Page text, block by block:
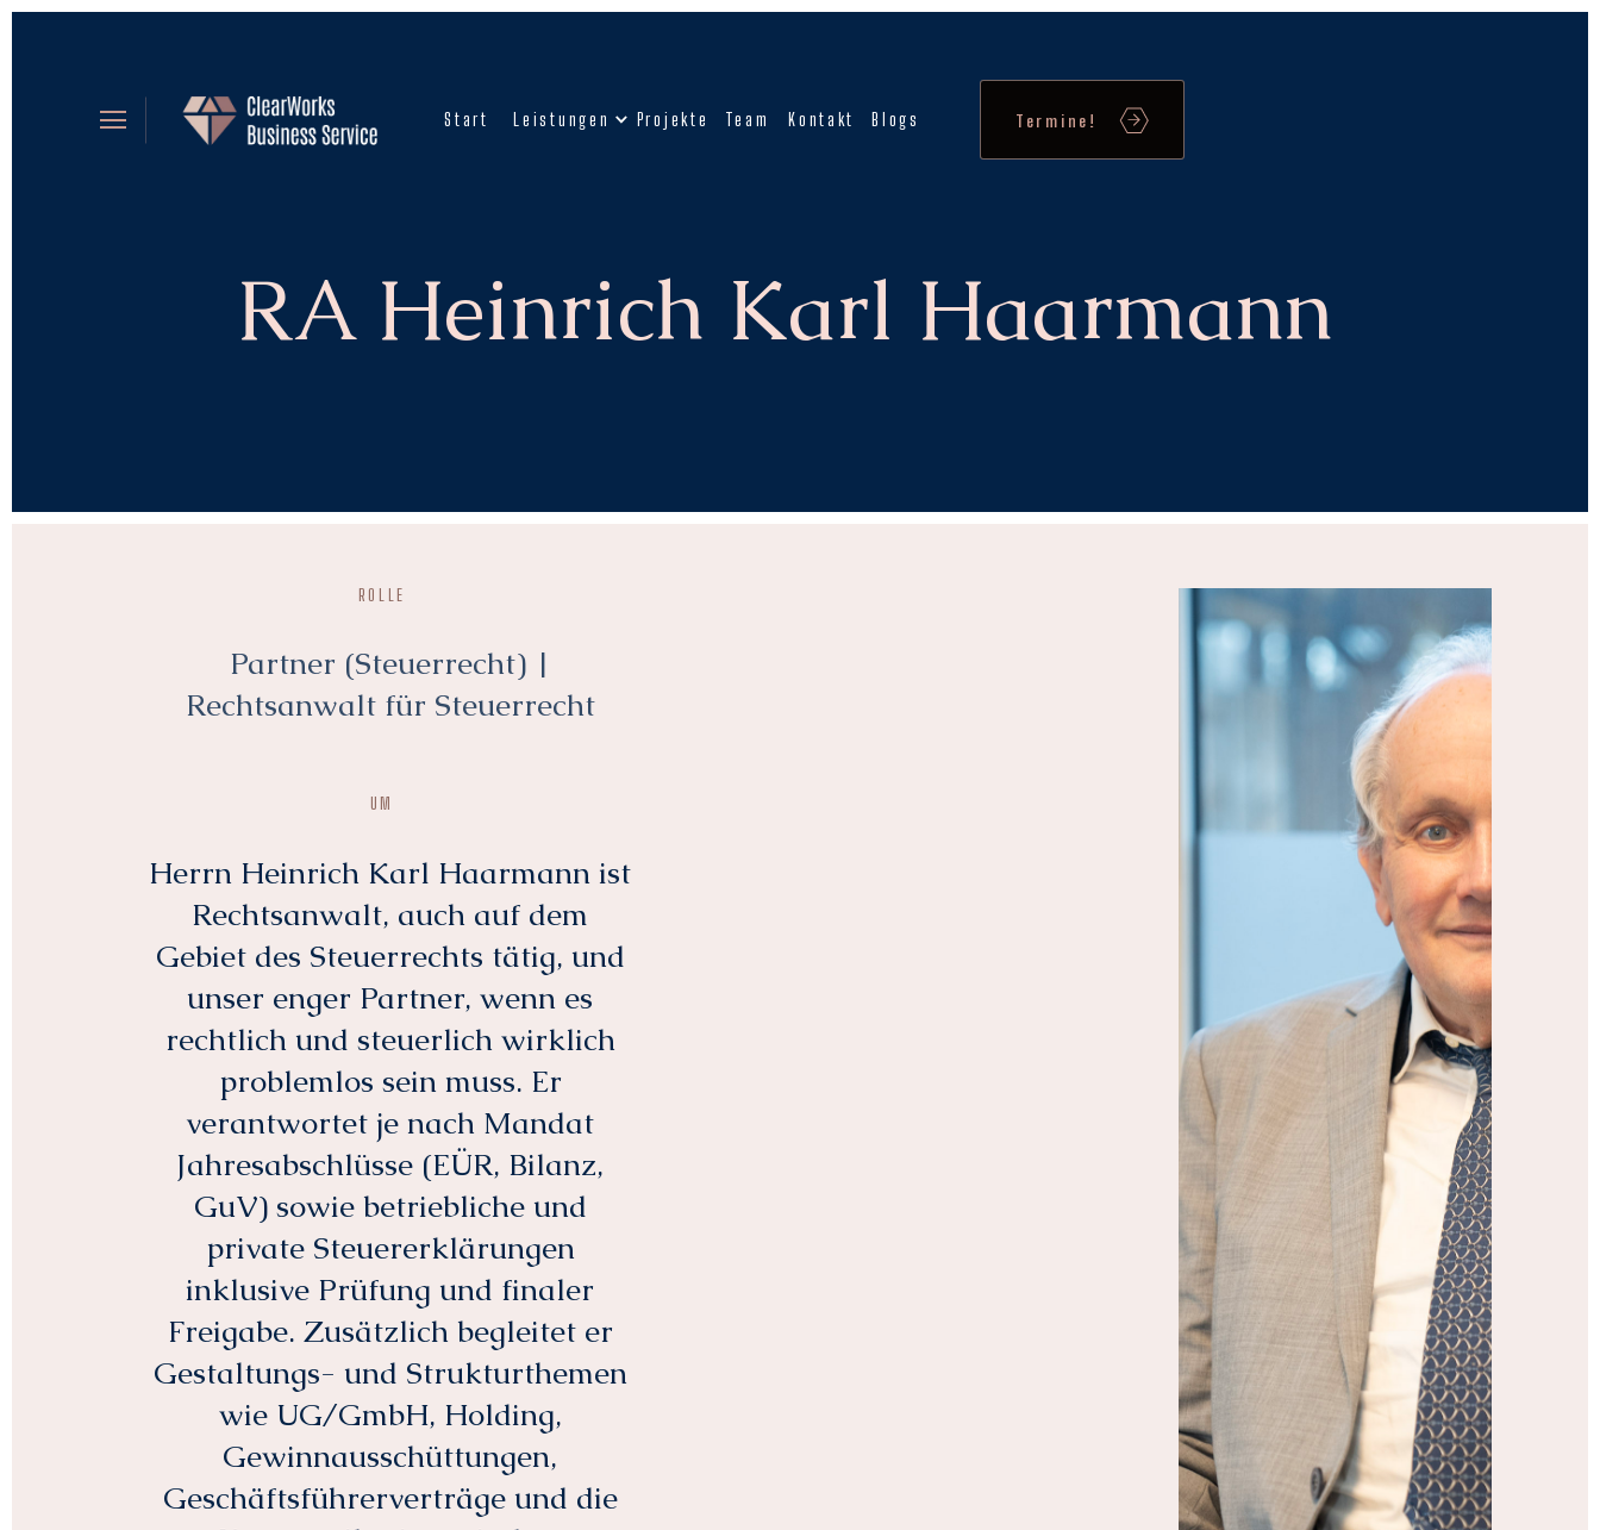
Start Leistungen Projekte Team Kontakt Blogs Termine!
RA Heinrich Karl Haarmann
ROLLE
Partner (Steuerrecht) |
Rechtsanwalt für Steuerrecht
UM
Herrn Heinrich Karl Haarmann ist
Rechtsanwalt, auch auf dem
Gebiet des Steuerrechts tätig, und
unser enger Partner, wenn es
rechtlich und steuerlich wirklich
problemlos sein muss. Er
verantwortet je nach Mandat
Jahresabschlüsse (EÜR, Bilanz,
GuV) sowie betriebliche und
private Steuererklärungen
inklusive Prüfung und finaler
Freigabe. Zusätzlich begleitet er
Gestaltungs- und Strukturthemen
wie UG/GmbH, Holding,
Gewinnausschüttungen,
Geschäftsführerverträge und die